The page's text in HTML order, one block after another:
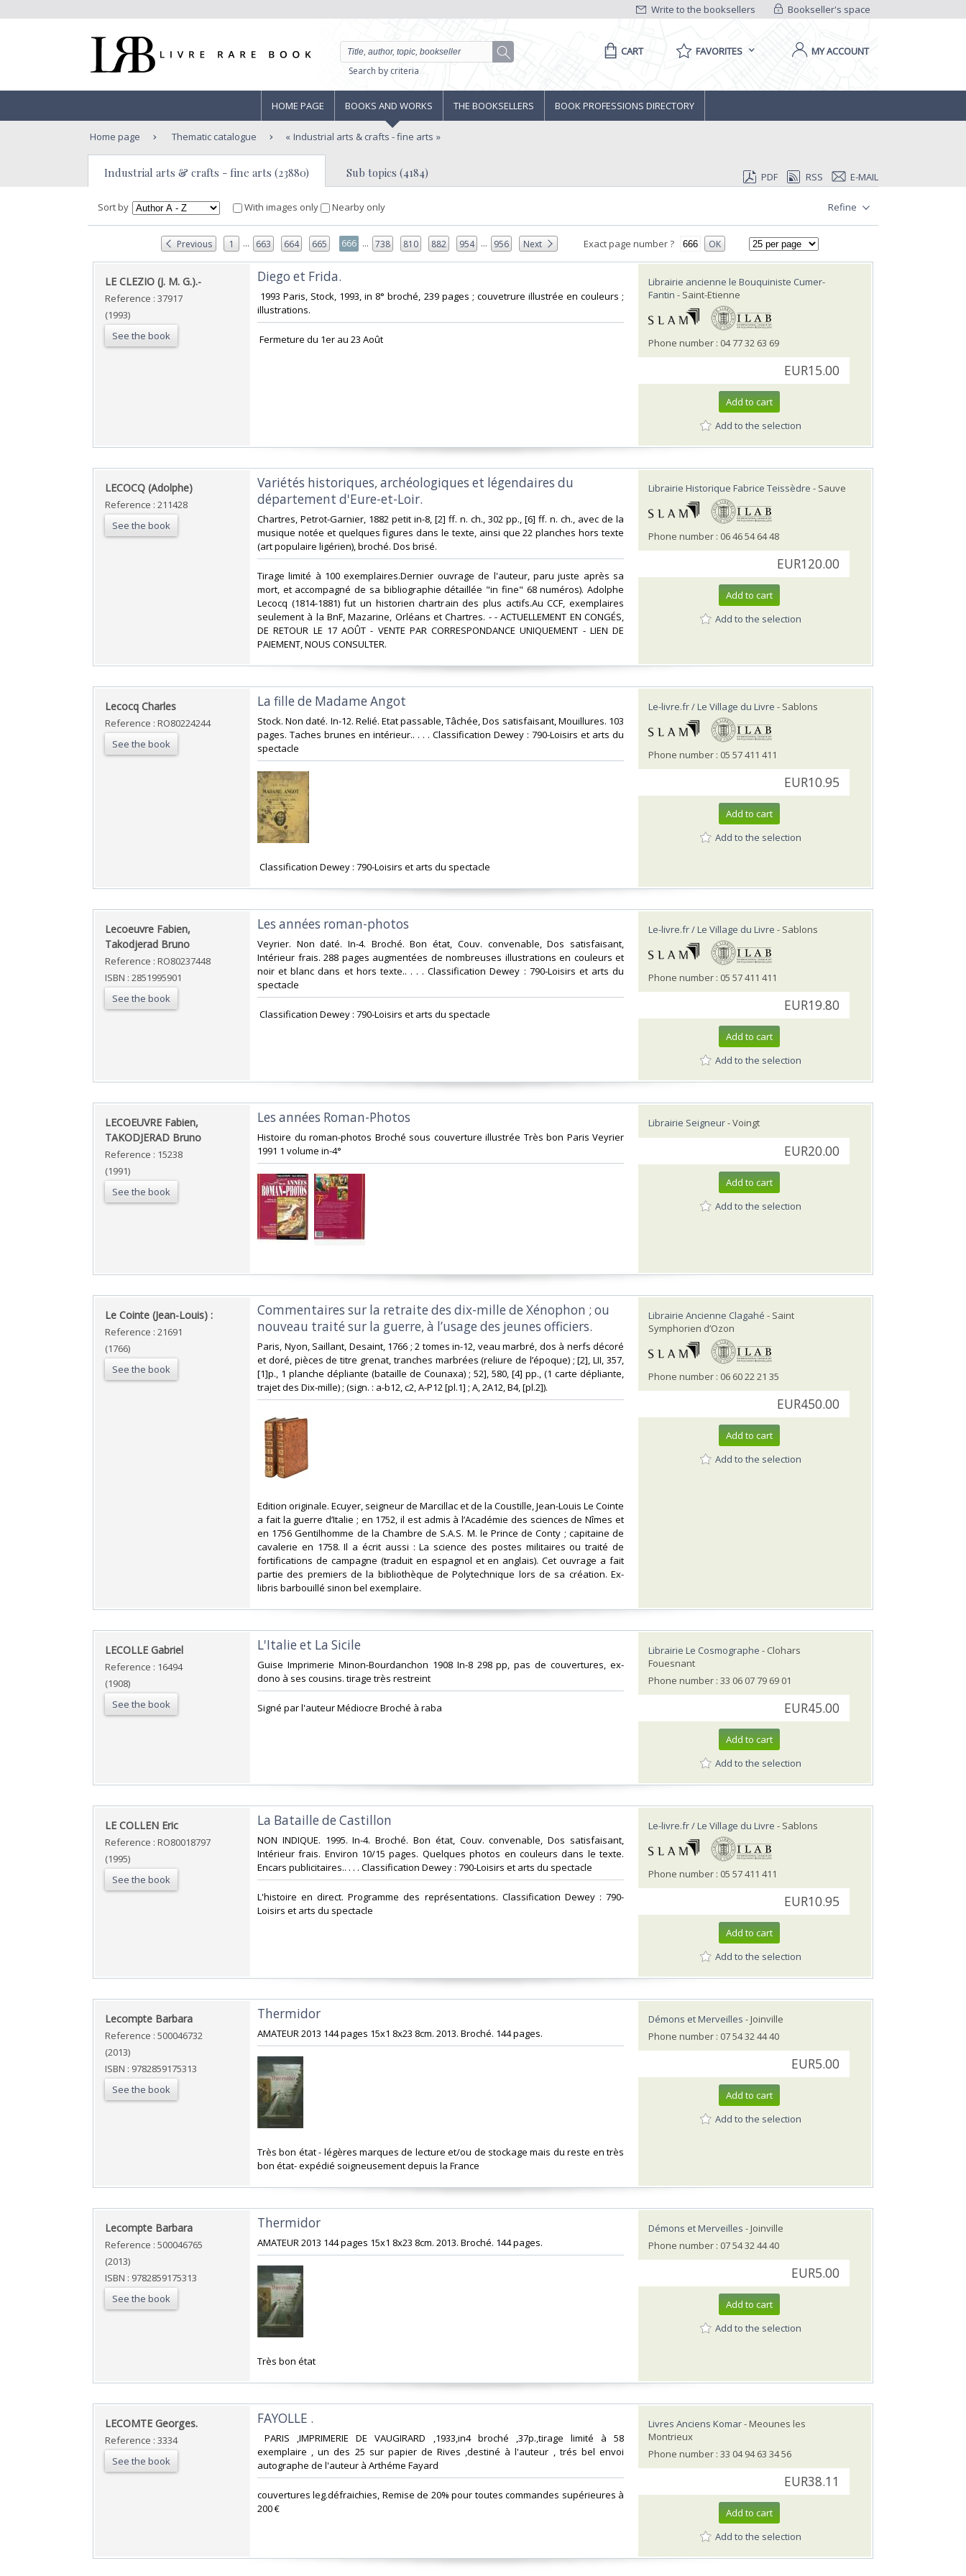
Bookseller's space
Write to the booksellers
Search by criteria
CART FAVORITES MY ACCOUNT
HOME PAGE BOOKS AND WORKS THE BOOKSELLERS BOOK PROFESSIONS DIRECTORY
Home page Thematic catalogue Industrial arts & crafts - fine arts
Industrial arts & crafts - fine arts (23880) Sub topics (4184) PDF RSS E-MAIL
Sort by With images only Nearby only Refine
Previous 1 ... 663 664 665 666 ... 738 810 882 954 ... 956 Next Exact page number ? OK
‎LE CLEZIO (J. M. G.).-‎
Reference : 37917
(1993)
See the book
‎Diego et Frida.‎
‎ 1993 Paris, Stock, 1993, in 8° broché, 239 pages ; couvetrure illustrée en couleurs ;
illustrations. ‎
‎ Fermeture du 1er au 23 Août‎
Librairie ancienne le Bouquiniste Cumer-
Fantin - Saint-Etienne
Phone number : 04 77 32 63 69
EUR15.00
Add to cart
Add to the selection
‎LECOCQ (Adolphe)‎
Reference : 211428
See the book
‎Variétés historiques, archéologiques et légendaires du
département d'Eure-et-Loir.‎
‎Chartres, Petrot-Garnier, 1882 petit in-8, [2] ff. n. ch., 302 pp., [6] ff. n. ch., avec de la
musique notée et quelques figures dans le texte, ainsi que 22 planches hors texte
(art populaire ligérien), broché. Dos brisé.‎
‎Tirage limité à 100 exemplaires.Dernier ouvrage de l'auteur, paru juste après sa
mort, et accompagné de sa bibliographie détaillée "in fine" 68 numéros). Adolphe
Lecocq (1814-1881) fut un historien chartrain des plus actifs.Au CCF, exemplaires
seulement à la BnF, Mazarine, Orléans et Chartres. - - ACTUELLEMENT EN CONGÉS,
DE RETOUR LE 17 AOÛT - VENTE PAR CORRESPONDANCE UNIQUEMENT - LIEN DE
PAIEMENT, NOUS CONSULTER.‎
Librairie Historique Fabrice Teissèdre - Sauve
Phone number : 06 46 54 64 48
EUR120.00
Add to cart
Add to the selection
‎Lecocq Charles‎
Reference : RO80224244
See the book
‎La fille de Madame Angot‎
‎Stock. Non daté. In-12. Relié. Etat passable, Tâchée, Dos satisfaisant, Mouillures. 103
pages. Taches brunes en intérieur.. . . . Classification Dewey : 790-Loisirs et arts du
spectacle‎
‎ Classification Dewey : 790-Loisirs et arts du spectacle‎
Le-livre.fr / Le Village du Livre - Sablons
Phone number : 05 57 411 411
EUR10.95
Add to cart
Add to the selection
‎Lecoeuvre Fabien,
Takodjerad Bruno‎
Reference : RO80237448
ISBN : 2851995901
See the book
‎Les années roman-photos‎
‎Veyrier. Non daté. In-4. Broché. Bon état, Couv. convenable, Dos satisfaisant,
Intérieur frais. 288 pages augmentées de nombreuses illustrations en couleurs et
noir et blanc dans et hors texte.. . . . Classification Dewey : 790-Loisirs et arts du
spectacle‎
‎ Classification Dewey : 790-Loisirs et arts du spectacle‎
Le-livre.fr / Le Village du Livre - Sablons
Phone number : 05 57 411 411
EUR19.80
Add to cart
Add to the selection
‎LECOEUVRE Fabien,
TAKODJERAD Bruno‎
Reference : 15238
(1991)
See the book
‎Les années Roman-Photos‎
‎Histoire du roman-photos Broché sous couverture illustrée Très bon Paris Veyrier
1991 1 volume in-4°‎
Librairie Seigneur- Voingt
EUR20.00
Add to cart
Add to the selection
‎Le Cointe (Jean-Louis) : ‎
Reference : 21691
(1766)
See the book
‎Commentaires sur la retraite des dix-mille de Xénophon ; ou
nouveau traité sur la guerre, à l’usage des jeunes officiers. ‎
‎Paris, Nyon, Saillant, Desaint, 1766 ; 2 tomes in-12, veau marbré, dos à nerfs décoré
et doré, pièces de titre grenat, tranches marbrées (reliure de l’époque) ; [2], LII, 357,
[1]p., 1 planche dépliante (bataille de Counaxa) ; 52], 580, [4] pp., (1 carte dépliante,
trajet des Dix-mille) ; (sign. : a-b12, c2, A-P12 [pl.1] ; A, 2A12, B4, [pl.2]). ‎
‎Edition originale. Ecuyer, seigneur de Marcillac et de la Coustille, Jean-Louis Le Cointe
a fait la guerre d’Italie ; en 1752, il est admis à l’Académie des sciences de Nîmes et
en 1756 Gentilhomme de la Chambre de S.A.S. M. le Prince de Conty ; capitaine de
cavalerie en 1758. Il a écrit aussi : La science des postes militaires ou traité de
fortifications de campagne (traduit en espagnol et en anglais). Cet ouvrage a fait
partie des premiers de la bibliothèque de Polytechnique lors de sa création. Ex-
libris barbouillé sinon bel exemplaire. ‎
Librairie Ancienne Clagahé - Saint
Symphorien d’Ozon
Phone number : 06 60 22 21 35
EUR450.00
Add to cart
Add to the selection
‎LECOLLE Gabriel‎
Reference : 16494
(1908)
See the book
‎L'Italie et La Sicile‎
‎Guise Imprimerie Minon-Bourdanchon 1908 In-8 298 pp, pas de couvertures, ex-
dono à ses cousins. tirage très restreint‎
‎Signé par l'auteur Médiocre Broché à raba‎
Librairie Le Cosmographe - Clohars
Fouesnant
Phone number : 33 06 07 79 69 01
EUR45.00
Add to cart
Add to the selection
‎LE COLLEN Eric‎
Reference : RO80018797
(1995)
See the book
‎La Bataille de Castillon‎
‎NON INDIQUE. 1995. In-4. Broché. Bon état, Couv. convenable, Dos satisfaisant,
Intérieur frais. Environ 10/15 pages. Quelques photos en couleurs dans le texte.
Encars publicitaires.. . . . Classification Dewey : 790-Loisirs et arts du spectacle‎
‎L'histoire en direct. Programme des représentations. Classification Dewey : 790-
Loisirs et arts du spectacle‎
Le-livre.fr / Le Village du Livre - Sablons
Phone number : 05 57 411 411
EUR10.95
Add to cart
Add to the selection
‎Lecompte Barbara‎
Reference : 500046732
(2013)
ISBN : 9782859175313
See the book
‎Thermidor‎
‎AMATEUR 2013 144 pages 15x1 8x23 8cm. 2013. Broché. 144 pages.‎
‎Très bon état - légères marques de lecture et/ou de stockage mais du reste en très
bon état- expédié soigneusement depuis la France‎
Démons et Merveilles - Joinville
Phone number : 07 54 32 44 40
EUR5.00
Add to cart
Add to the selection
‎Lecompte Barbara‎
Reference : 500046765
(2013)
ISBN : 9782859175313
See the book
‎Thermidor‎
‎AMATEUR 2013 144 pages 15x1 8x23 8cm. 2013. Broché. 144 pages.‎
‎Très bon état‎
Démons et Merveilles - Joinville
Phone number : 07 54 32 44 40
EUR5.00
Add to cart
Add to the selection
‎LECOMTE Georges.‎
Reference : 3334
See the book
‎FAYOLLE .‎
‎ PARIS ,IMPRIMERIE DE VAUGIRARD ,1933,in4 broché ,37p.,tirage limité à 58
exemplaire , un des 25 sur papier de Rives ,destiné à l'auteur , trés bel envoi
autographe de l'auteur à Arthéme Fayard‎
‎couvertures leg.défraichies, Remise de 20% pour toutes commandes supérieures à
200 €‎
Livres Anciens Komar- Meounes les
Montrieux
Phone number : 33 04 94 63 34 56
EUR38.11
Add to cart
Add to the selection